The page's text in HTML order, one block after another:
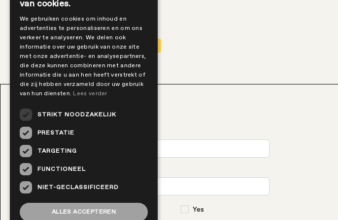
Country
All Countries
Sign up for updates and news
Name
Email
I agree to the processing of this data Yes
van cookies.
We gebruiken cookies om inhoud en
advertenties te personaliseren en om ons
verkeer te analyseren. We delen ook
informatie over uw gebruik van onze site
met onze advertentie- en analysepartners,
die deze kunnen combineren met andere
informatie die u aan hen heeft verstrekt of
die zij hebben verzameld door uw gebruik
van hun diensten. Lees verder
STRIKT NOODZAKELIJK
PRESTATIE
TARGETING
FUNCTIONEEL
NIET-GECLASSIFICEERD
ALLES ACCEPTEREN